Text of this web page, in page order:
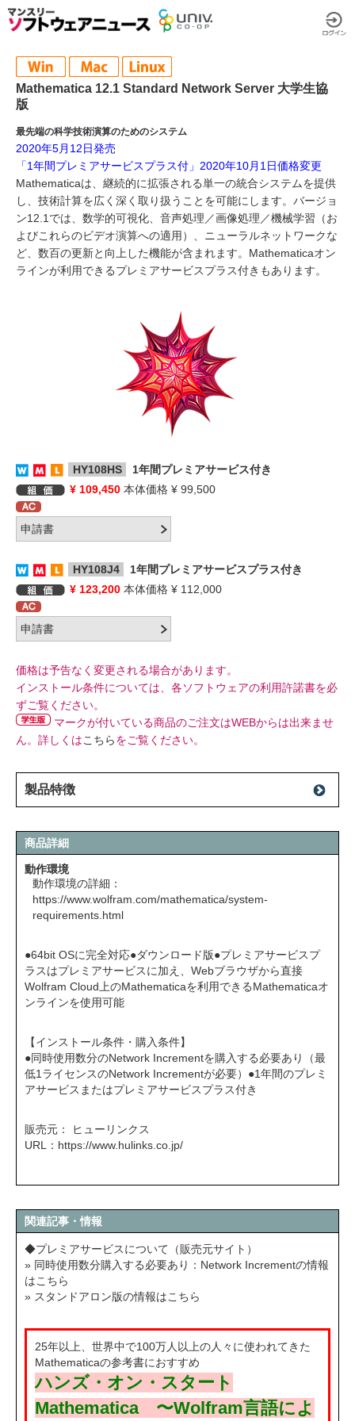
Mathematica 12.1 Standard Network Server 大学生協
版
最先端の科学技術演算のためのシステム
2020年5月12日発売
「1年間プレミアサービスプラス付」2020年10月1日価格変更
Mathematicaは、継続的に拡張される単一の統合システムを提供
し、技術計算を広く深く取り扱うことを可能にします。バージョ
ン12.1では、数学的可視化、音声処理／画像処理／機械学習（お
よびこれらのビデオ演算への適用）、ニューラルネットワークな
ど、数百の更新と向上した機能が含まれます。Mathematicaオン
ラインが利用できるプレミアサービスプラス付きもあります。
HY108HS
1年間プレミアサービス付き
¥ 109,450 本体価格 ¥ 99,500
HY108J4
1年間プレミアサービスプラス付き
¥ 123,200 本体価格 ¥ 112,000
価格は予告なく変更される場合があります。
インストール条件については、各ソフトウェアの利用許諾書を必
ずご覧ください。
マークが付いている商品のご注文はWEBからは出来ませ
ん。詳しくはこちらをご覧ください。
製品特徴
商品詳細
動作環境
動作環境の詳細：
https://www.wolfram.com/mathematica/system-
requirements.html
●64bit OSに完全対応●ダウンロード版●プレミアサービスプ
ラスはプレミアサービスに加え、Webブラウザから直接
Wolfram Cloud上のMathematicaを利用できるMathematicaオ
ンラインを使用可能
【インストール条件・購入条件】
●同時使用数分のNetwork Incrementを購入する必要あり（最
低1ライセンスのNetwork Incrementが必要）●1年間のプレミ
アサービスまたはプレミアサービスプラス付き
販売元： ヒューリンクス
URL： https://www.hulinks.co.jp/
関連記事・情報
◆プレミアサービスについて（販売元サイト）
» 同時使用数分購入する必要あり：Network Incrementの情報
はこちら
» スタンドアロン版の情報はこちら
25年以上、世界中で100万人以上の人々に使われてきた
Mathematicaの参考書におすすめ
ハンズ・オン・スタート
Mathematica 〜Wolfram言語によ